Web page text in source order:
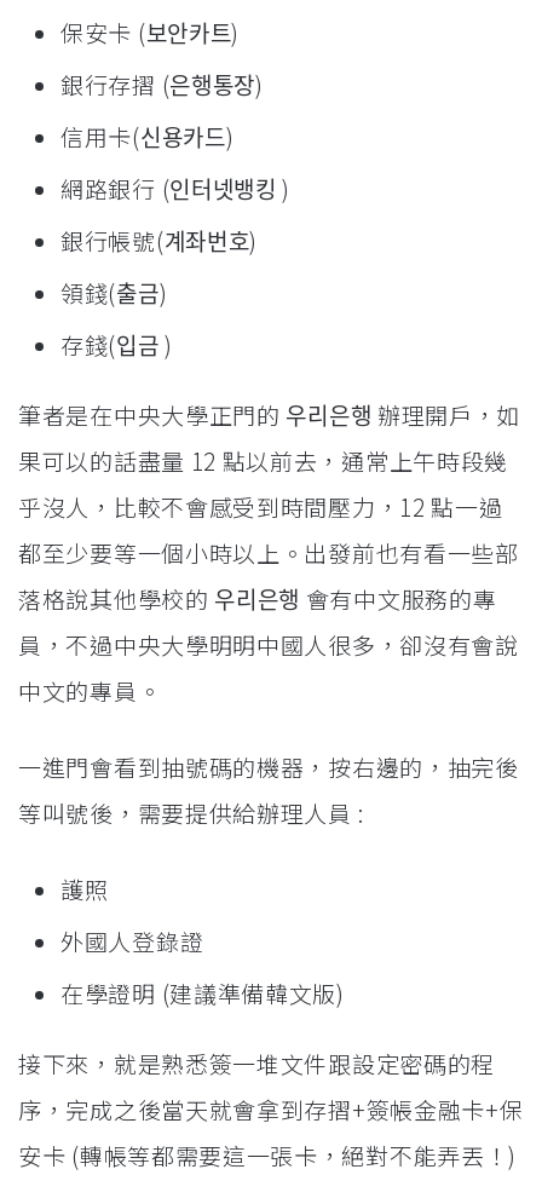
保安卡 (보안카트)
銀行存摺 (은행통장)
信用卡(신용카드)
網路銀行 (인터넷뱅킹 )
銀行帳號(계좌번호)
領錢(출금)
存錢(입금 )
筆者是在中央大學正門的 우리은행 辦理開戶，如
果可以的話盡量 12 點以前去，通常上午時段幾
乎沒人，比較不會感受到時間壓力，12 點一過
都至少要等一個小時以上。出發前也有看一些部
落格說其他學校的 우리은행 會有中文服務的專
員，不過中央大學明明中國人很多，卻沒有會說
中文的專員。
一進門會看到抽號碼的機器，按右邊的，抽完後
等叫號後，需要提供給辦理人員 :
護照
外國人登錄證
在學證明 (建議準備韓文版)
接下來，就是熟悉簽一堆文件跟設定密碼的程
序，完成之後當天就會拿到存摺+簽帳金融卡+保
安卡 (轉帳等都需要這一張卡，絕對不能弄丟！)